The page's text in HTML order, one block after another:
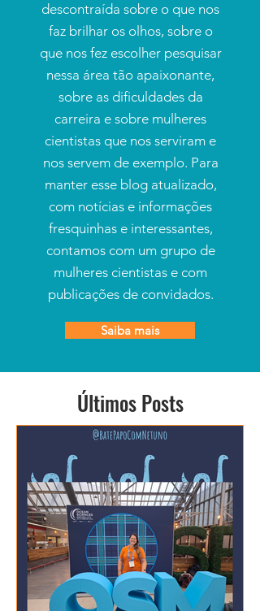
descontraída sobre o que nos
faz brilhar os olhos, sobre o
que nos fez escolher pesquisar
nessa área tão apaixonante,
sobre as dificuldades da
carreira e sobre mulheres
cientistas que nos serviram e
nos servem de exemplo. Para
manter esse blog atualizado,
com notícias e informações
fresquinhas e interessantes,
contamos com um grupo de
mulheres cientistas e com
publicações de convidados.
Saiba mais
Últimos Posts